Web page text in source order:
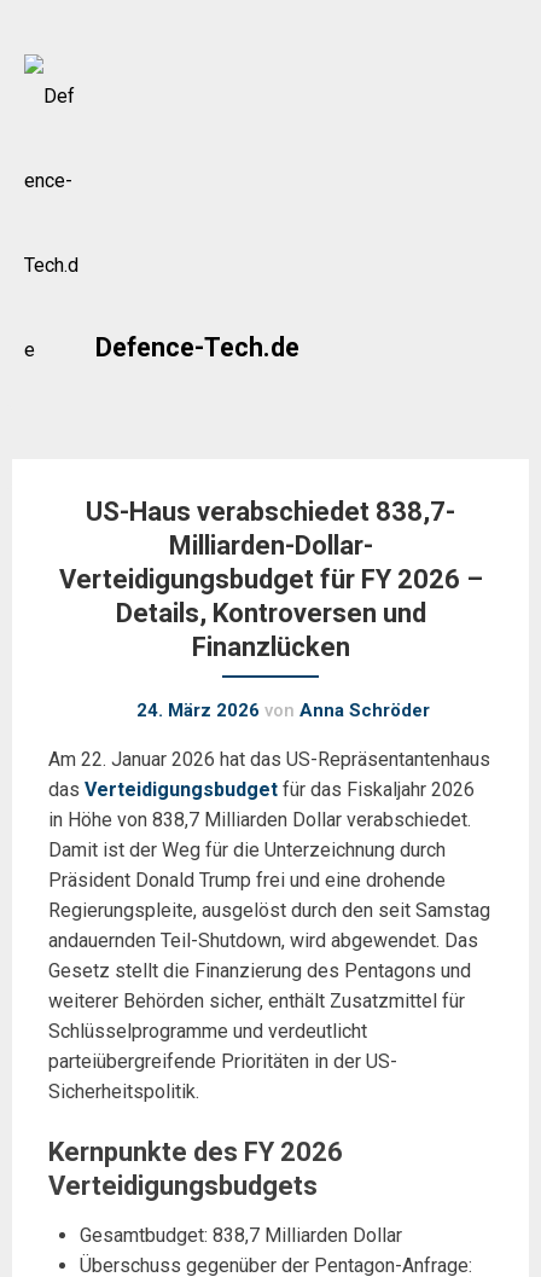
Skip
Defence-Tech.de
US-Haus verabschiedet 838,7-
Milliarden-Dollar-
Verteidigungsbudget für FY 2026 –
Details, Kontroversen und
Finanzlücken
24. März 2026 von Anna Schröder
Am 22. Januar 2026 hat das US-Repräsentantenhaus
das Verteidigungsbudget für das Fiskaljahr 2026
in Höhe von 838,7 Milliarden Dollar verabschiedet.
Damit ist der Weg für die Unterzeichnung durch
Präsident Donald Trump frei und eine drohende
Regierungspleite, ausgelöst durch den seit Samstag
andauernden Teil-Shutdown, wird abgewendet. Das
Gesetz stellt die Finanzierung des Pentagons und
weiterer Behörden sicher, enthält Zusatzmittel für
Schlüsselprogramme und verdeutlicht
parteiübergreifende Prioritäten in der US-
Sicherheitspolitik.
Kernpunkte des FY 2026
Verteidigungsbudgets
Gesamtbudget: 838,7 Milliarden Dollar
Überschuss gegenüber der Pentagon-Anfrage: